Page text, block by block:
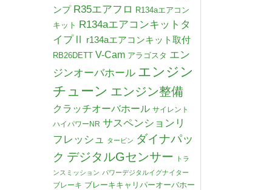
ンプ R35エアフロ R134aエアコン
キット R134aエアコンキットタ
イプⅡ
r134aエアコンキット取付
RB26DETT V-Cam アラゴスタ エン
ジンオーバホール エンジン
チューン エンジン整備
クラッチオーバホール サイレント
ハイパワーNR サスペンションリ
フレッシュ
タービン ダイナパッ
ク デジタルGセンサー
トラ
ンスミッション パワーデジタルイグナイター
ブレーキ ブレーキキャリパーオーバホー